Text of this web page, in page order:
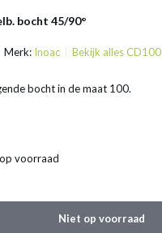
bocht 45/90°
Merk: Inoac Bekijk alles CD100
bocht in de maat 100.
voorraad
Niet op voorraad